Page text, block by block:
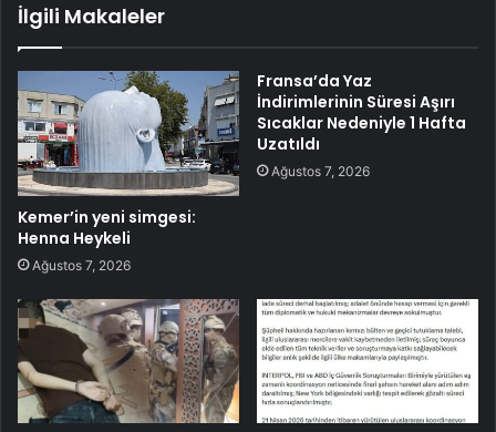
İlgili Makaleler
Kemer’in yeni simgesi:
Henna Heykeli
Ağustos 7, 2026
Fransa’da Yaz
İndirimlerinin Süresi Aşırı
Sıcaklar Nedeniyle 1 Hafta
Uzatıldı
Ağustos 7, 2026